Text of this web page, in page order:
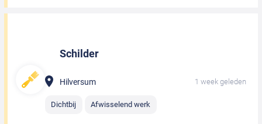
Schilder
Hilversum 1 week geleden
Dichtbij Afwisselend werk